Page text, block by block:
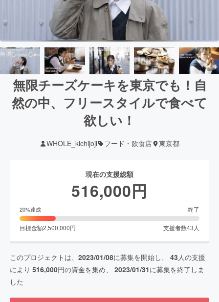
無限チーズケーキを東京でも！自
然の中、フリースタイルで食べて
欲しい！
WHOLE_kichijoji フード・飲食店 東京都
現在の支援総額
516,000円
20%達成 終了
目標金額2,500,000円 支援者数43 人
このプロジェクトは、 2023/01/08に募集を開始し、 43人の支援
により 516,000円の資金を集め、 2023/01/31に募集を終了しま
した